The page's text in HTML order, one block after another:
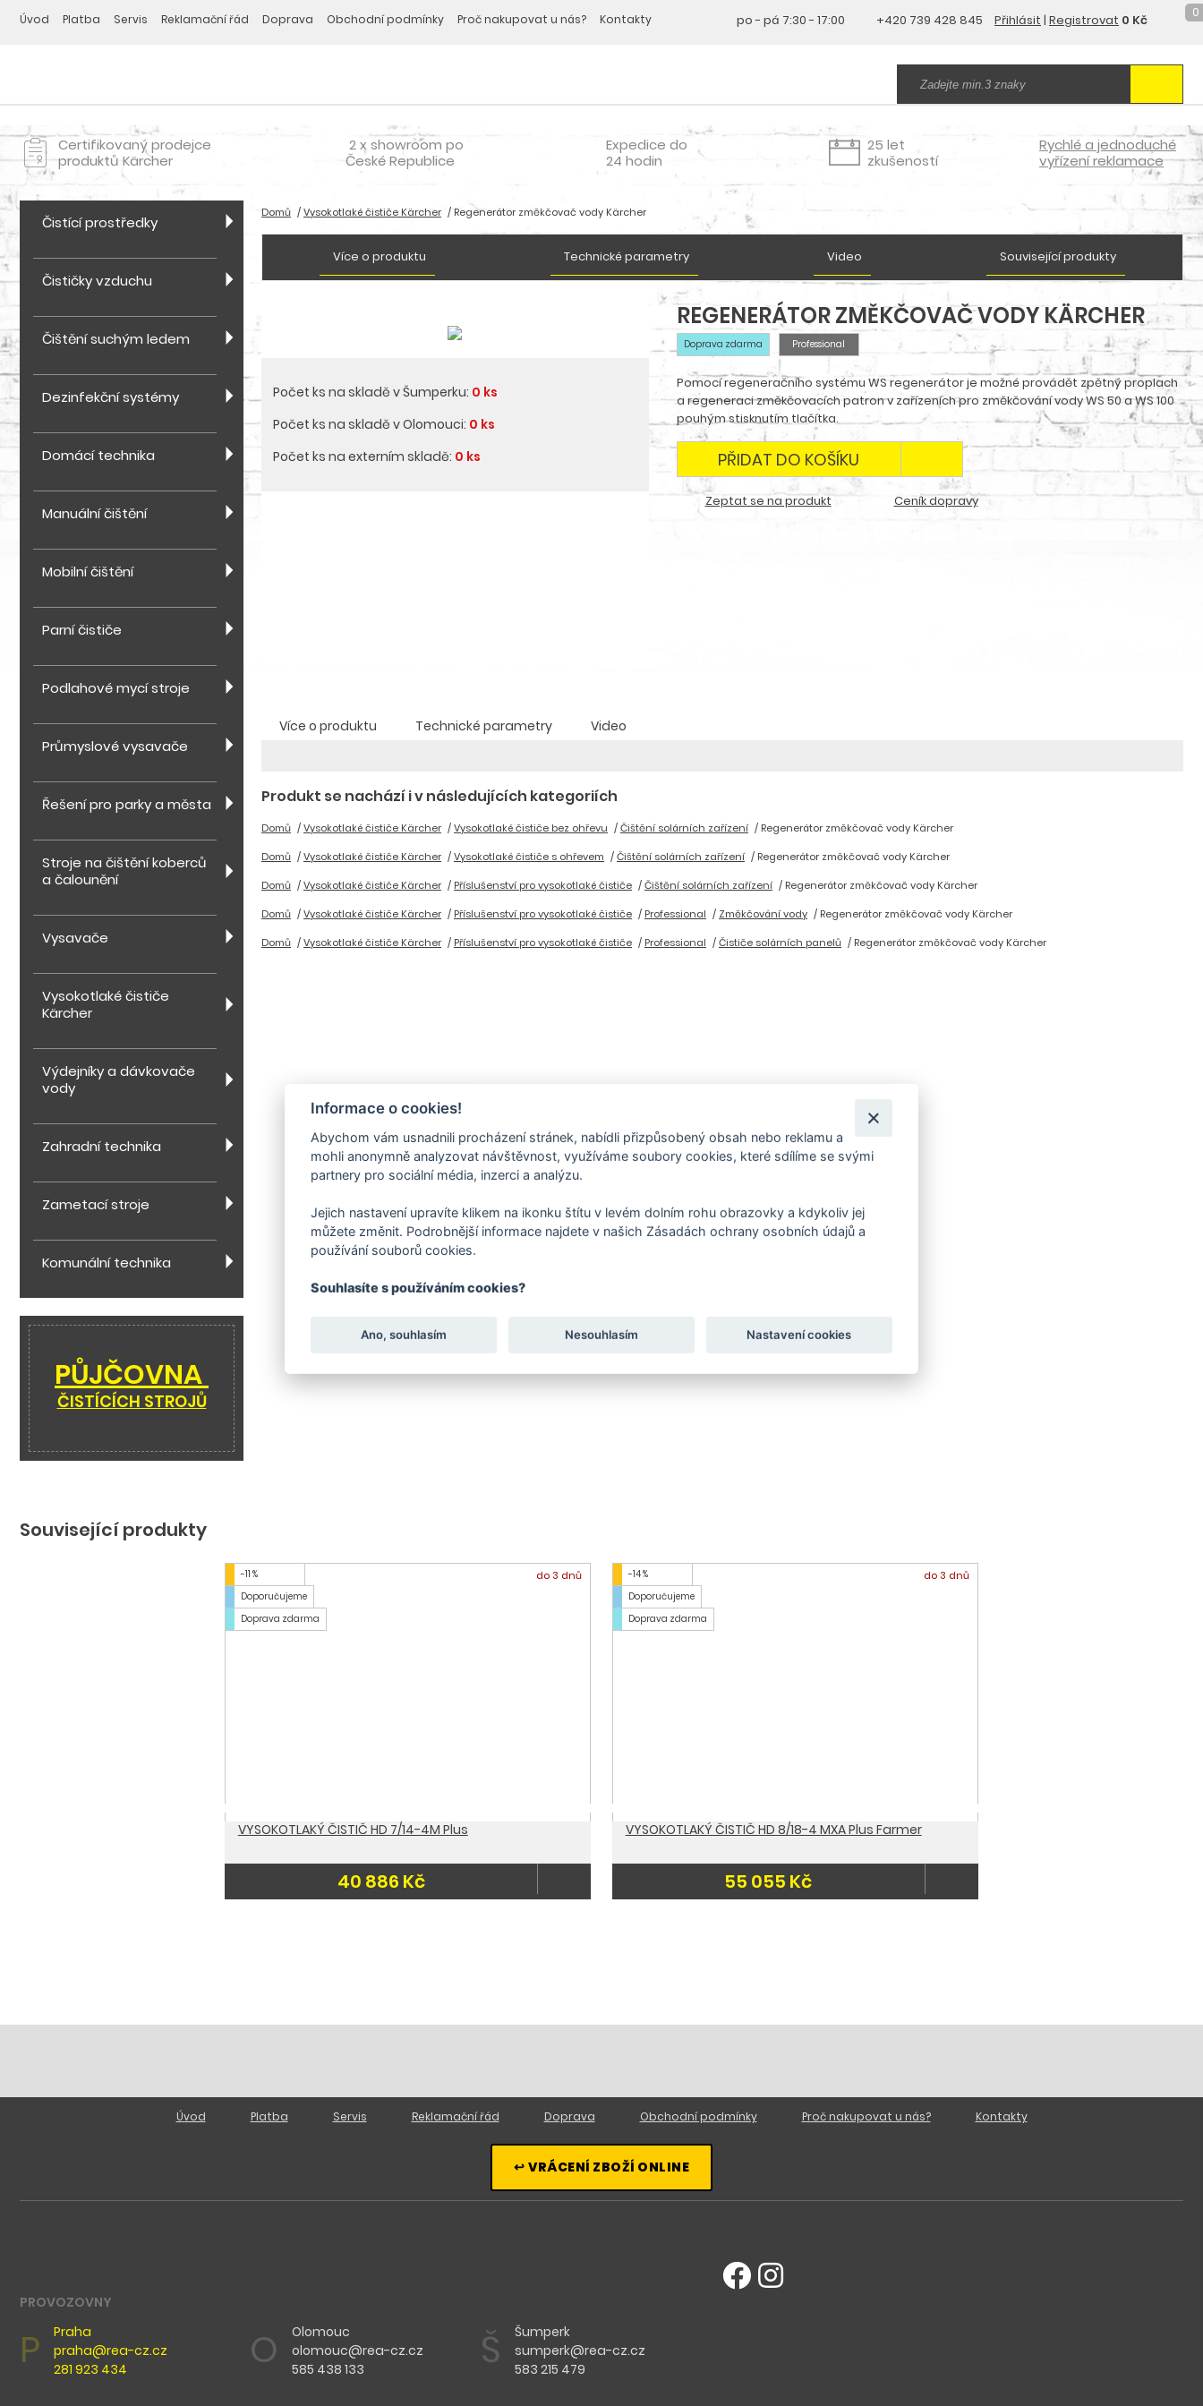
Úvod Platba Servis Reklamační řád Doprava Obchodní podmínky Proč nakupovat u nás? Kontakty po - pá 7:30 - 17:00 +420 739 428 845 Přihlásit | Registrovat 0 Kč 0
Certifikovaný prodejce
produktů Kärcher
2 x showroom po
České Republice
Expedice do
24 hodin
25 let
zkušeností
Rychlé a jednoduché
vyřízení reklamace
Čistící prostředky
Čističky vzduchu
Čištění suchým ledem
Dezinfekční systémy
Domácí technika
Manuální čištění
Mobilní čištění
Parní čističe
Podlahové mycí stroje
Průmyslové vysavače
Řešení pro parky a města
Stroje na čištění koberců
a čalounění
Vysavače
Vysokotlaké čističe
Kärcher
Výdejníky a dávkovače
vody
Zahradní technika
Zametací stroje
Komunální technika
PŮJČOVNA
ČISTÍCÍCH STROJŮ
Domů Vysokotlaké čističe Kärcher Regenerátor změkčovač vody Kärcher
Více o produktu Technické parametry Video Související produkty
Počet ks na skladě v Šumperku: 0 ks
Počet ks na skladě v Olomouci: 0 ks
Počet ks na externím skladě: 0 ks
REGENERÁTOR ZMĚKČOVAČ VODY KÄRCHER
Doprava zdarma Professional
Pomocí regeneračního systému WS regenerátor je možné provádět zpětný proplach
a regeneraci změkčovacích patron v zařízeních pro změkčování vody WS 50 a WS 100
pouhým stisknutím tlačítka.
PŘIDAT DO KOŠÍKU
Zeptat se na produkt Ceník dopravy
Více o produktu Technické parametry Video
Produkt se nachází i v následujících kategoriích
Domů Vysokotlaké čističe Kärcher Vysokotlaké čističe bez ohřevu Čištění solárních zařízení
Regenerátor změkčovač vody Kärcher
Domů
Vysokotlaké čističe Kärcher Vysokotlaké čističe s ohřevem Čištění solárních zařízení
Regenerátor změkčovač vody Kärcher
Domů
Vysokotlaké čističe Kärcher Příslušenství pro vysokotlaké čističe Čištění solárních zařízení
Regenerátor změkčovač vody Kärcher
Domů
Vysokotlaké čističe Kärcher Příslušenství pro vysokotlaké čističe Professional Změkčování vody
Regenerátor změkčovač vody Kärcher
Domů
Vysokotlaké čističe Kärcher Příslušenství pro vysokotlaké čističe Professional Čističe solárních panelů Regenerátor změkčovač vody Kärcher
Související produkty
-11 %
Doporučujeme
Doprava zdarma
do 3 dnů
VYSOKOTLAKÝ ČISTIČ HD 7/14-4M Plus
40 886 Kč
-14 %
Doporučujeme
Doprava zdarma
do 3 dnů
VYSOKOTLAKÝ ČISTIČ HD 8/18-4 MXA Plus Farmer
55 055 Kč
Úvod Platba Servis Reklamační řád Doprava Obchodní podmínky Proč nakupovat u nás? Kontakty
↩ VRÁCENÍ ZBOŽÍ ONLINE
PROVOZOVNY
P
Praha
praha@rea-cz.cz
281 923 434
O
Olomouc
olomouc@rea-cz.cz
585 438 133
Š
Šumperk
sumperk@rea-cz.cz
583 215 479
Informace o cookies!
Abychom vám usnadnili procházení stránek, nabídli přizpůsobený obsah nebo reklamu a
mohli anonymně analyzovat návštěvnost, využíváme soubory cookies, které sdílíme se svými
partnery pro sociální média, inzerci a analýzu.
Jejich nastavení upravíte klikem na ikonku štítu v levém dolním rohu obrazovky a kdykoliv jej
můžete změnit. Podrobnější informace najdete v našich Zásadách ochrany osobních údajů a
používání souborů cookies.
Souhlasíte s používáním cookies?
Ano, souhlasím Nesouhlasím Nastavení cookies